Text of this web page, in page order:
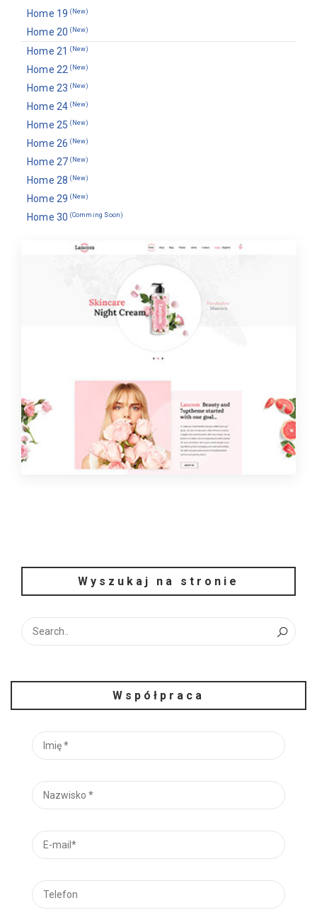
Home 19 (New)
Home 20 (New)
Home 21 (New)
Home 22 (New)
Home 23 (New)
Home 24 (New)
Home 25 (New)
Home 26 (New)
Home 27 (New)
Home 28 (New)
Home 29 (New)
Home 30 (Comming Soon)
Wyszukaj na stronie
Współpraca